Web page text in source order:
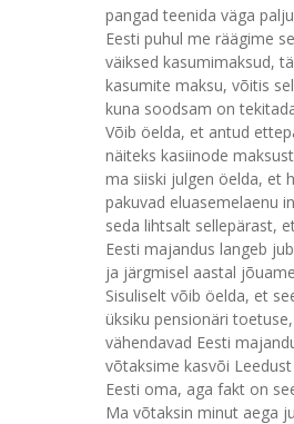
pangad teenida väga
Eesti puhul me räägime
väiksed kasumimaksud,
kasumite maksu, võitis
kuna soodsam on
Võib öelda, et antud
näiteks kasiinode
ma siiski julgen öelda, et
pakuvad eluasemelaenu
seda lihtsalt sellepärast,
Eesti majandus langeb
ja järgmisel aastal
Sisuliselt võib öelda, et
üksiku pensionäri
vähendavad Eesti
võtaksime kasvõi
Eesti oma, aga fakt on
Ma võtaksin minut aega